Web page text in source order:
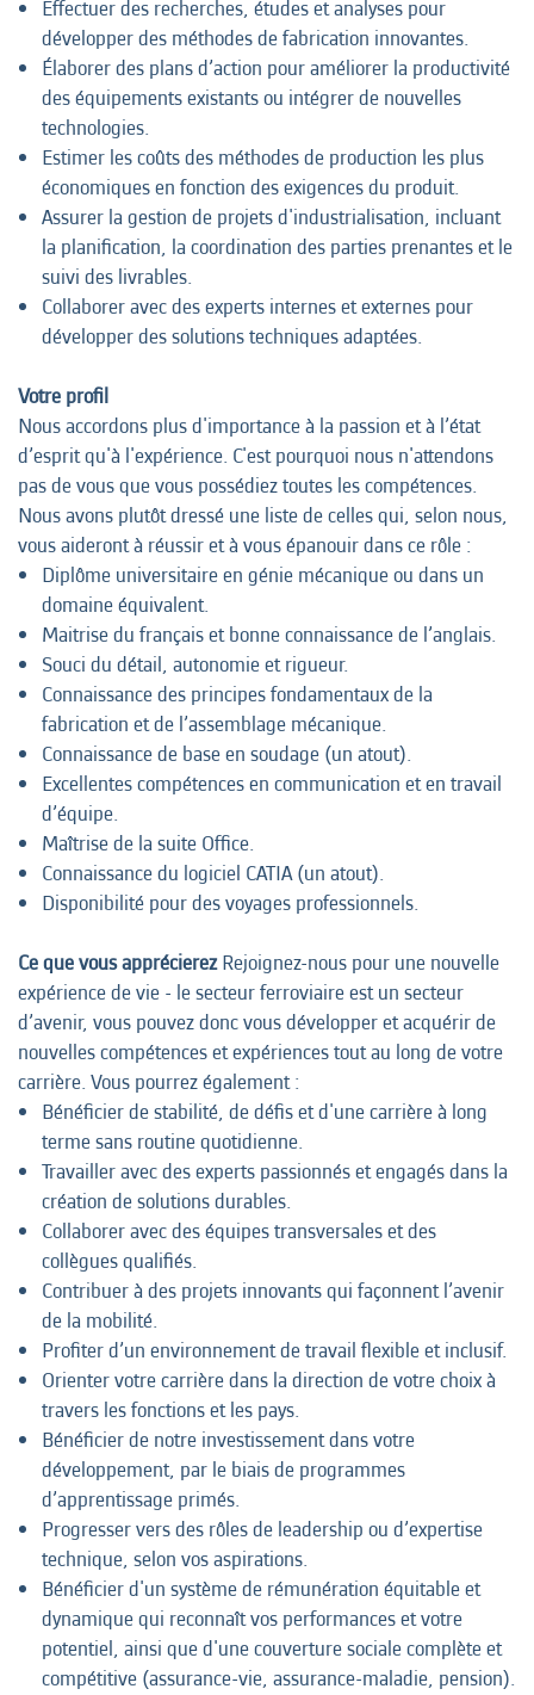
Effectuer des recherches, études et analyses pour
développer des méthodes de fabrication innovantes.
Élaborer des plans d’action pour améliorer la productivité
des équipements existants ou intégrer de nouvelles
technologies.
Estimer les coûts des méthodes de production les plus
économiques en fonction des exigences du produit.
Assurer la gestion de projets d'industrialisation, incluant
la planification, la coordination des parties prenantes et le
suivi des livrables.
Collaborer avec des experts internes et externes pour
développer des solutions techniques adaptées.
Votre profil
Nous accordons plus d'importance à la passion et à l’état
d’esprit qu'à l'expérience. C'est pourquoi nous n'attendons
pas de vous que vous possédiez toutes les compétences.
Nous avons plutôt dressé une liste de celles qui, selon nous,
vous aideront à réussir et à vous épanouir dans ce rôle :
Diplôme universitaire en génie mécanique ou dans un
domaine équivalent.
Maitrise du français et bonne connaissance de l’anglais.
Souci du détail, autonomie et rigueur.
Connaissance des principes fondamentaux de la
fabrication et de l’assemblage mécanique.
Connaissance de base en soudage (un atout).
Excellentes compétences en communication et en travail
d’équipe.
Maîtrise de la suite Office.
Connaissance du logiciel CATIA (un atout).
Disponibilité pour des voyages professionnels.
Ce que vous apprécierezRejoignez-nous pour une nouvelle
expérience de vie - le secteur ferroviaire est un secteur
d’avenir, vous pouvez donc vous développer et acquérir de
nouvelles compétences et expériences tout au long de votre
carrière. Vous pourrez également :
Bénéficier de stabilité, de défis et d'une carrière à long
terme sans routine quotidienne.
Travailler avec des experts passionnés et engagés dans la
création de solutions durables.
Collaborer avec des équipes transversales et des
collègues qualifiés.
Contribuer à des projets innovants qui façonnent l’avenir
de la mobilité.
Profiter d’un environnement de travail flexible et inclusif.
Orienter votre carrière dans la direction de votre choix à
travers les fonctions et les pays.
Bénéficier de notre investissement dans votre
développement, par le biais de programmes
d’apprentissage primés.
Progresser vers des rôles de leadership ou d’expertise
technique, selon vos aspirations.
Bénéficier d'un système de rémunération équitable et
dynamique qui reconnaît vos performances et votre
potentiel, ainsi que d'une couverture sociale complète et
compétitive (assurance-vie, assurance-maladie, pension).